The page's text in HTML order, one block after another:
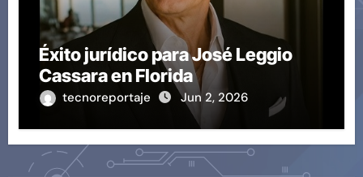
Éxito jurídico para José Leggio
Cassara en Florida
tecnoreportaje Jun 2, 2026